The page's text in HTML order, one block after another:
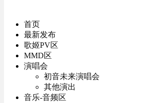
首页
最新发布
歌姬PV区
MMD区
演唱会
初音未来演唱会
其他演出
音乐-音频区